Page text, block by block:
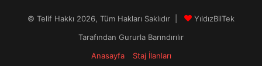
© Telif Hakkı 2026, Tüm Hakları Saklıdır |
YıldızBilTek
Tarafından Gururla Barındırılır
Anasayfa
Staj İlanları